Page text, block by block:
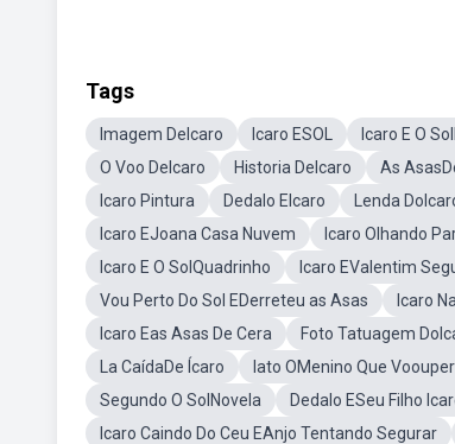
Tags
Imagem DeIcaro Icaro ESOL Icaro E O
O Voo DeIcaro
Historia DeIcaro As
Icaro Pintura
Dedalo EIcaro Lenda
Icaro EJoana Casa Nuvem
Icaro Olhando
Icaro E O SolQuadrinho
Icaro EValentim
Vou Perto Do Sol EDerreteu as Asas
Icaro
Icaro Eas Asas De Cera
Foto Tatuagem
La CaídaDe Ícaro
Iato OMenino Que
Segundo O SolNovela
Dedalo ESeu Filho
Icaro Caindo Do Ceu EAnjo Tentando Segurar